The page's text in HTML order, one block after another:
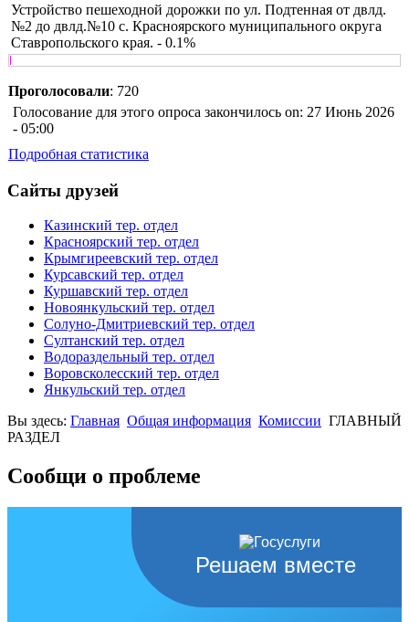
Устройство пешеходной дорожки по ул. Подтенная от двлд.
№2 до двлд.№10 с. Красноярского муниципального округа
Ставропольского края. - 0.1%
Проголосовали: 720
Голосование для этого опроса закончилось on: 27 Июнь 2026
- 05:00
Подробная статистика
Сайты друзей
Казинский тер. отдел
Красноярский тер. отдел
Крымгиреевский тер. отдел
Курсавский тер. отдел
Куршавский тер. отдел
Новоянкульский тер. отдел
Солуно-Дмитриевский тер. отдел
Султанский тер. отдел
Водораздельный тер. отдел
Воровсколесский тер. отдел
Янкульский тер. отдел
Вы здесь: Главная Общая информация Комиссии ГЛАВНЫЙ
РАЗДЕЛ
Сообщи о проблеме
Решаем вместе